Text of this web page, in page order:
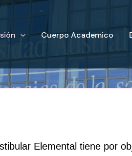
Cuerpo Academico
Elemental tiene por